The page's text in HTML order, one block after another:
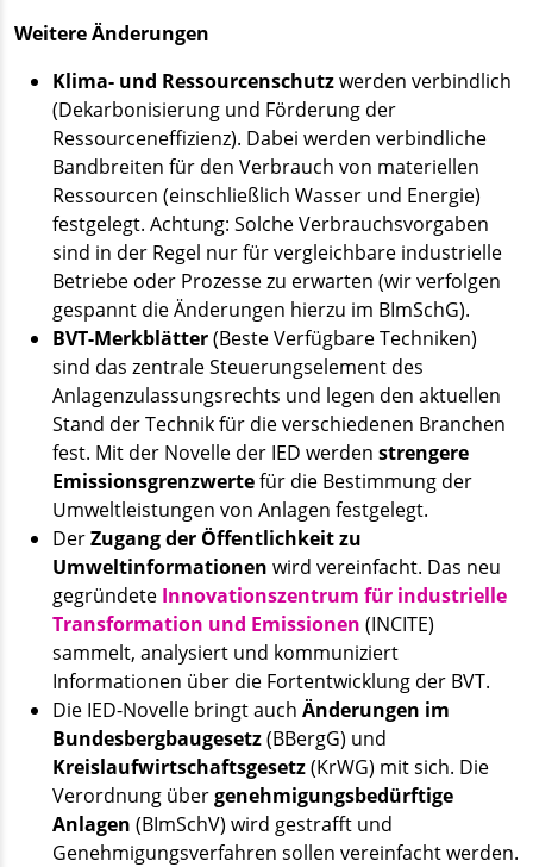
Weitere Änderungen
Klima- und Ressourcenschutzwerden verbindlich
(Dekarbonisierung und Förderung der
Ressourceneffizienz). Dabei werden verbindliche
Bandbreiten für den Verbrauch von materiellen
Ressourcen (einschließlich Wasser und Energie)
festgelegt. Achtung: Solche Verbrauchsvorgaben
sind in der Regel nur für vergleichbare industrielle
Betriebe oder Prozesse zu erwarten (wir verfolgen
gespannt die Änderungen hierzu im BImSchG).
BVT-Merkblätter(Beste Verfügbare Techniken)
sind das zentrale Steuerungselement des
Anlagenzulassungsrechts und legen den aktuellen
Stand der Technik für die verschiedenen Branchen
fest. Mit der Novelle der IED werden strengere
Emissionsgrenzwertefür die Bestimmung der
Umweltleistungen von Anlagen festgelegt.
DerZugang der Öffentlichkeit zu
Umweltinformationen wird vereinfacht. Das neu
gegründete Innovationszentrum für industrielle
Transformation und Emissionen (INCITE)
sammelt, analysiert und kommuniziert
Informationen über die Fortentwicklung der BVT.
Die IED-Novelle bringt auch Änderungen im
Bundesbergbaugesetz(BBergG) und
Kreislaufwirtschaftsgesetz(KrWG) mit sich. Die
Verordnung übergenehmigungsbedürftige
Anlagen (BImSchV) wird gestrafft und
Genehmigungsverfahren sollen vereinfacht werden.